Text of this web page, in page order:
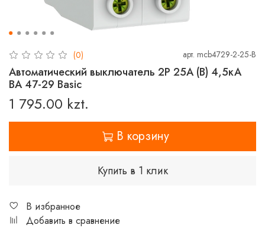
(0) арт. mcb4729-2-25-B
Автоматический выключатель 2P 25А (B) 4,5кА
ВА 47-29 Basic
1 795.00 kzt.
В корзину
Купить в 1 клик
В избранное
Добавить в сравнение